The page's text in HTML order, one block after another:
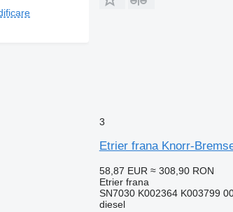
3
Etrier frana Knorr-
58,87 EUR ≈ 308,90 RON
Etrier frana
SN7030 K002364 K003799
diesel